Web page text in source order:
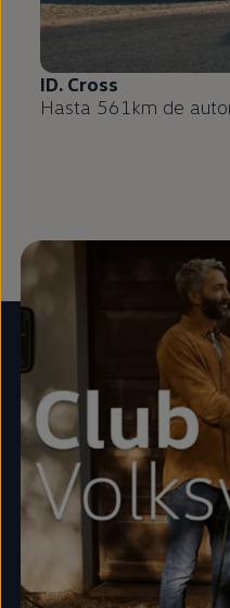
ID. Cross
Hasta 561km de